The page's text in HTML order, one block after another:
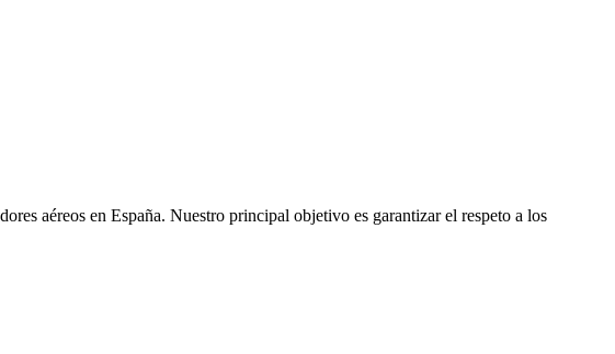
aéreos en España. Nuestro principal objetivo es garantizar el respeto a los